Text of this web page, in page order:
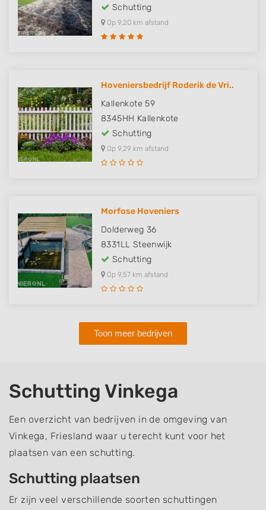
Schutting
Op 9,20 km afstand
Hoveniersbedrijf Roderik de Vri..
Kallenkote 59
8345HH Kallenkote
Schutting
Op 9,29 km afstand
Morfose Hoveniers
Dolderweg 36
8331LL Steenwijk
Schutting
Op 9,57 km afstand
Toon meer bedrijven
Schutting Vinkega
Een overzicht van bedrijven in de omgeving van
Vinkega, Friesland waar u terecht kunt voor het
plaatsen van een schutting.
Schutting plaatsen
Er zijn veel verschillende soorten schuttingen